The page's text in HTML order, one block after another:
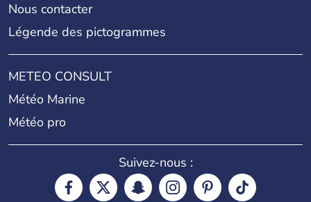
Nous contacter
Légende des pictogrammes
METEO CONSULT
Météo Marine
Météo pro
Suivez-nous :